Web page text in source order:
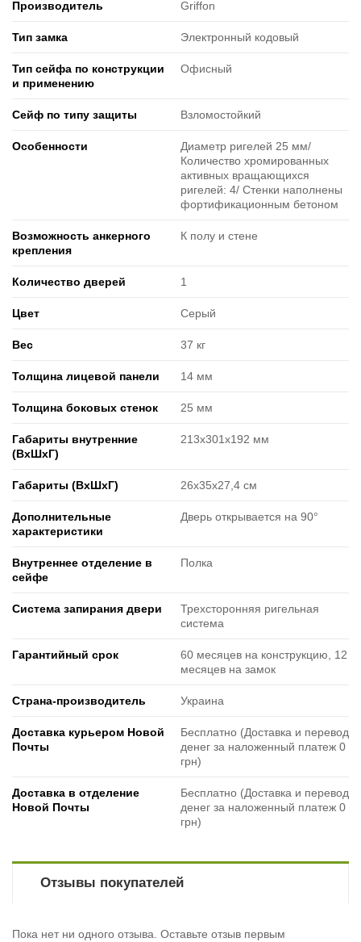
Производитель Griffon
Тип замка Электронный кодовый
Тип сейфа по конструкции
и применению
Офисный
Сейф по типу защиты Взломостойкий
Особенности
Диаметр ригелей 25 мм/
Количество хромированных
активных вращающихся
ригелей: 4/ Стенки наполнены
фортификационным бетоном
Возможность анкерного
крепления
К полу и стене
Количество дверей 1
Цвет Серый
Вес 37 кг
Толщина лицевой панели 14 мм
Толщина боковых стенок 25 мм
Габариты внутренние
(ВxШxГ)
213х301х192 мм
Габариты (ВxШxГ) 26х35х27,4 см
Дополнительные
характеристики
Дверь открывается на 90°
Внутреннее отделение в
сейфе
Полка
Система запирания двери
Трехсторонняя ригельная
система
Гарантийный срок
60 месяцев на конструкцию, 12
месяцев на замок
Страна-производитель Украина
Доставка курьером Новой
Почты
Бесплатно (Доставка и перевод
денег за наложенный платеж 0
грн)
Доставка в отделение
Новой Почты
Бесплатно (Доставка и перевод
денег за наложенный платеж 0
грн)
Отзывы покупателей
Пока нет ни одного отзыва. Оставьте отзыв первым